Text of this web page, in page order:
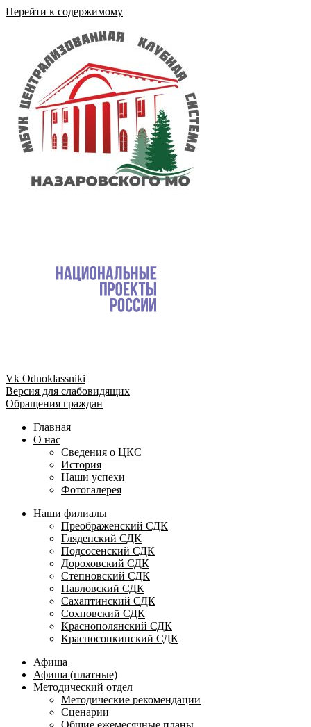
Перейти к содержимому
Vk Odnoklassniki
Версия для слабовидящих
Обращения граждан
Главная
О нас
Сведения о ЦКС
История
Наши успехи
Фотогалерея
Наши филиалы
Преображенский СДК
Гляденский СДК
Подсосенский СДК
Дороховский СДК
Степновский СДК
Павловский СДК
Сахаптинский СДК
Сохновский СДК
Краснополянский СДК
Красносопкинский СДК
Афиша
Афиша (платные)
Методический отдел
Методические рекомендации
Сценарии
Общие ежемесячные планы